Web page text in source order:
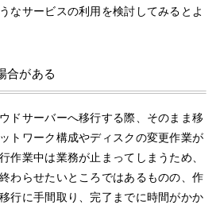
なサービスの利用を検討してみるとよ
合がある
ドサーバーへ移行する際、そのまま移
トワーク構成やディスクの変更作業が
作業中は業務が止まってしまうため、
わらせたいところではあるものの、作
行に手間取り、完了までに時間がかか